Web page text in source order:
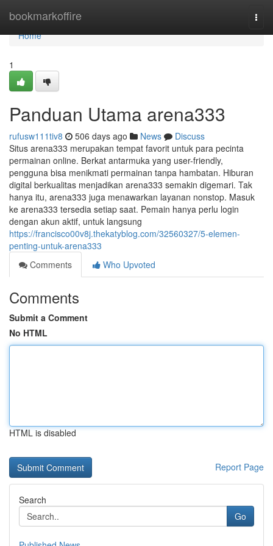
bookmarkoffire
Home
Home
1
Panduan Utama arena333
rufusw111tiv8 506 days ago News
Discuss
Situs arena333 merupakan tempat favorit untuk para pecinta
permainan online. Berkat antarmuka yang user-friendly,
pengguna bisa menikmati permainan tanpa hambatan. Hiburan
digital berkualitas menjadikan arena333 semakin digemari. Tak
hanya itu, arena333 juga menawarkan layanan nonstop. Masuk
ke arena333 tersedia setiap saat. Pemain hanya perlu login
dengan akun aktif, untuk langsung
https://francisco00v8j.thekatyblog.com/32560327/5-elemen-
penting-untuk-arena333
Comments
Who Upvoted
Comments
Submit a Comment
No HTML
HTML is disabled
Report Page
Search
Go